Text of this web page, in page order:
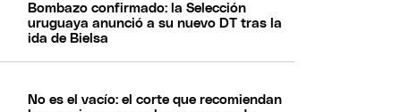
Bombazo confirmado: la Selección
uruguaya anunció a su nuevo DT tras la
ida de Bielsa
No es el vacío: el corte que recomiendan